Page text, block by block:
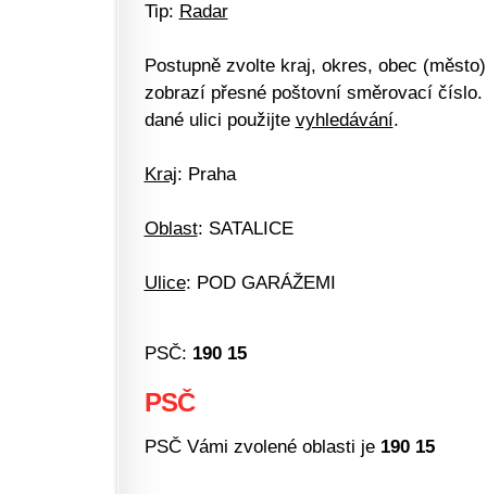
Tip: Radar
Postupně zvolte kraj, okres, obec
zobrazí přesné poštovní směrovací
dané ulici použijte vyhledávání.
Kraj: Praha
Oblast: SATALICE
Ulice: POD GARÁŽEMI
PSČ: 190 15
PSČ
PSČ Vámi zvolené oblasti je 190 15